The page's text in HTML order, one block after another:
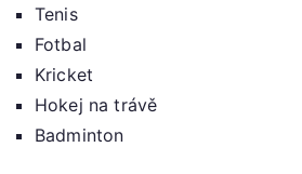
Tenis
Fotbal
Kricket
Hokej na trávě
Badminton